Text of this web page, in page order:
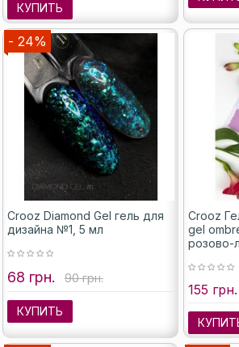
КУПИТЬ
- 24%
Crooz Diamond Gel гель для
дизайна №1, 5 мл
68 грн. 90 грн.
КУПИТЬ
Crooz
gel
розово-
155 грн.